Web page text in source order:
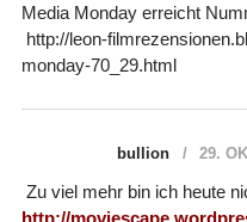
Media Monday erreicht
http://leon-
monday-70_29.html
bullion 29.
Zu viel mehr bin ich heute
http://